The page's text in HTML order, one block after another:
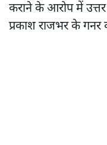
कराने के आरोप में
प्रकाश राजभर के गनर